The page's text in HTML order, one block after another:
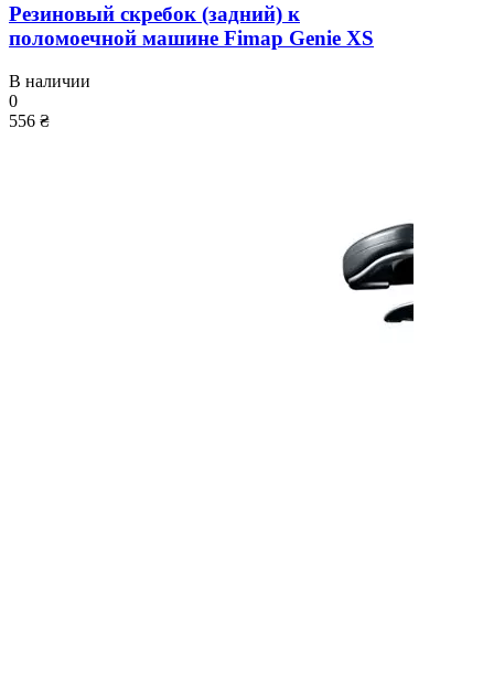
Резиновый скребок (задний) к
поломоечной машине Fimap Genie XS
В наличии
0
556 ₴